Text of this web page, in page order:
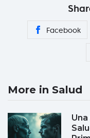
Facebook
More in Salud